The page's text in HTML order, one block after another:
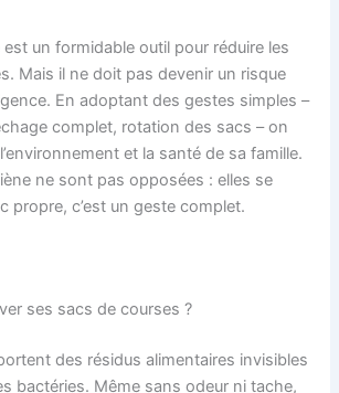
est un formidable outil pour réduire les
Mais il ne doit pas devenir un risque
En adoptant des gestes simples –
complet, rotation des sacs – on
et la santé de sa famille.
ne sont pas opposées : elles se
propre, c’est un geste complet.
ses sacs de courses ?
des résidus alimentaires invisibles
bactéries. Même sans odeur ni tache,